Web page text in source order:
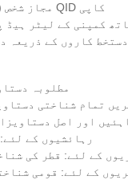
- مجاز شخص (زبانیں) درست QID کاپی
کاروں کے ذریعہ
مطلوبہ
تمام شناختی
- رہائشیوں کے
کے لئے: قطر کی
کے لئے: قومی